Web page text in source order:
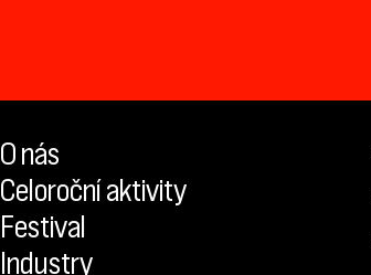
O nás
Celoroční aktivity
Festival
Industry